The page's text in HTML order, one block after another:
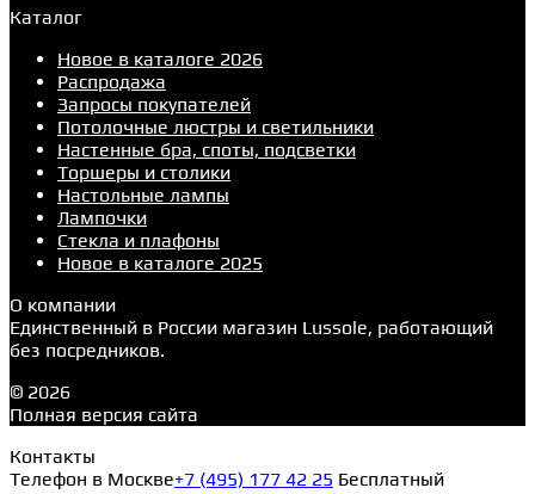
Каталог
Новое в каталоге 2026
Распродажа
Запросы покупателей
Потолочные люстры и светильники
Настенные бра, споты, подсветки
Торшеры и столики
Настольные лампы
Лампочки
Стекла и плафоны
Новое в каталоге 2025
О компании
Единственный в России магазин Lussole, работающий
без посредников.
© 2026
Полная версия сайта
Контакты
Телефон в Москве+7 (495) 177 42 25 Бесплатный